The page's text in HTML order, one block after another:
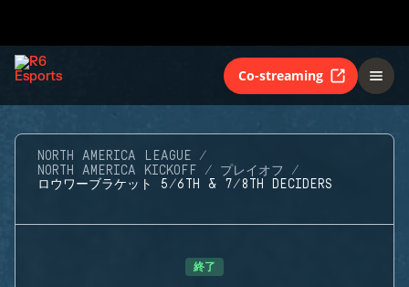
Co-streaming
NORTH AMERICA LEAGUE
NORTH AMERICA KICKOFF
プレイオフ
ロウワーブラケット 5/6TH & 7/8TH DECIDERS
終了